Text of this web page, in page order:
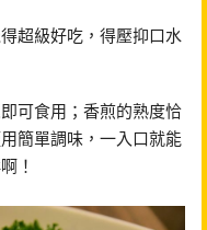
超級好吃，得壓抑口水
可食用；香煎的熟度恰
簡單調味，一入口就能
！